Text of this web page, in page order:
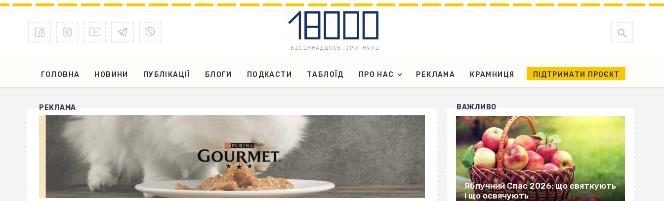
ГОЛОВНА НОВИНИ ПУБЛІКАЦІЇ БЛОГИ ПОДКАСТИ ТАБЛОЇД ПРО НАС РЕКЛАМА КРАМНИЦЯ ПІДТРИМАТИ ПРОЄКТ
РЕКЛАМА ВАЖЛИВО
Яблучний Спас 2026: що святкують
і що освячують